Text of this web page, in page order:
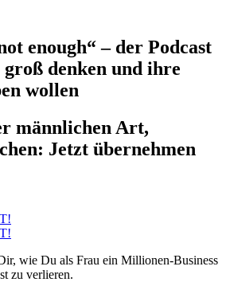
enough“ – der Podcast
denken und ihre
wollen
männlichen Art,
Jetzt übernehmen
wie Du als Frau ein Millionen-Business
zu verlieren.